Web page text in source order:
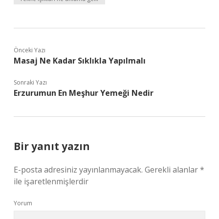
Önceki Yazı
Masaj Ne Kadar Sıklıkla Yapılmalı
Sonraki Yazı
Erzurumun En Meşhur Yemeği Nedir
Bir yanıt yazın
E-posta adresiniz yayınlanmayacak. Gerekli alanlar*
ile işaretlenmişlerdir
Yorum